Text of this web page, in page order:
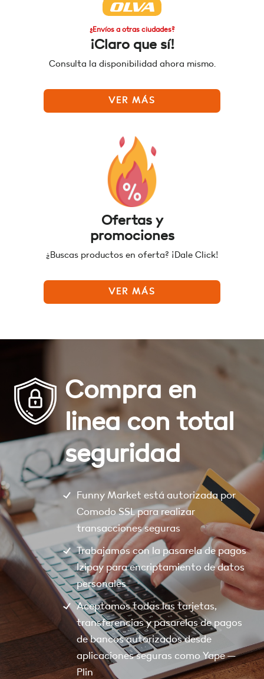
¿Envíos a otras ciudades?
¡Claro que sí!
Consulta la disponibilidad ahora mismo.
VER MÁS
Ofertas y
promociones
¿Buscas productos en oferta? ¡Dale Click!
VER MÁS
Compra en
linea con total
seguridad
Funny Market está autorizada por
Comodo SSL para realizar
transacciones seguras
Trabajamos con la pasarela de pagos
Izipay para encriptamiento de datos
personales
Aceptamos todas las tarjetas,
transferencias y pasarelas de pagos
de bancos autorizados desde
aplicaciones seguras como Yape –
Plin